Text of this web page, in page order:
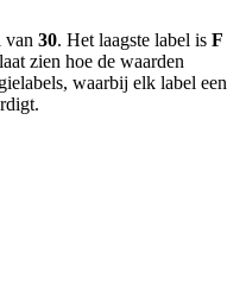
van 30. Het laagste label is F
zien hoe de waarden
waarbij elk label een